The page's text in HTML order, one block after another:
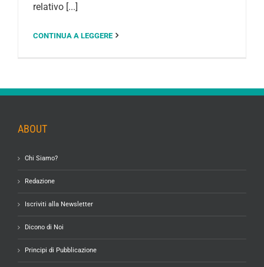
relativo [...]
CONTINUA A LEGGERE
ABOUT
Chi Siamo?
Redazione
Iscriviti alla Newsletter
Dicono di Noi
Principi di Pubblicazione